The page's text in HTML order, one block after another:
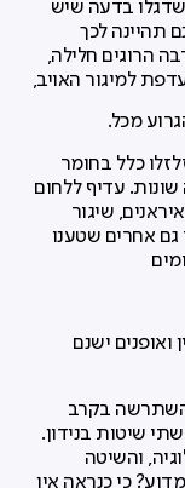
בדעה שיש
תהיינה לכך
הרוגים חלילה,
למיגור האויב,
מכל.
כלל בחומר
עדיף ללחום
שיגור
גם אחרים שטענו
ישנם
בקרב
שיטות בנידון.
והשיטה
כי כנראה אין